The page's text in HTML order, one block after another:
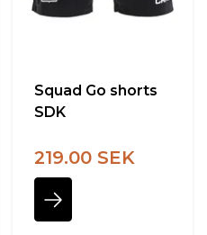
Squad Go shorts
SDK
219.00 SEK